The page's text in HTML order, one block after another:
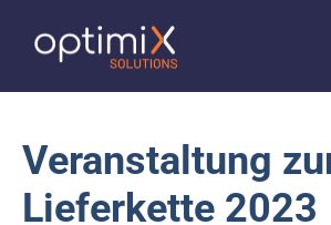
Veranstaltung
Lieferkette 2023